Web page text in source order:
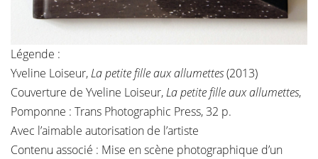
Légende :
Yveline Loiseur,La petite fille aux allumettes(2013)
Couverture de Yveline Loiseur,La petite fille aux allumettes,
Pomponne : Trans Photographic Press, 32 p.
Avec l’aimable autorisation de l’artiste
Contenu associé : Mise en scène photographique d’un